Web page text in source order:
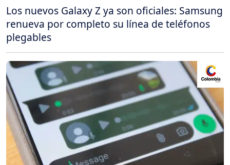
Los nuevos Galaxy Z ya son oficiales: Samsung
renueva por completo su línea de teléfonos
plegables